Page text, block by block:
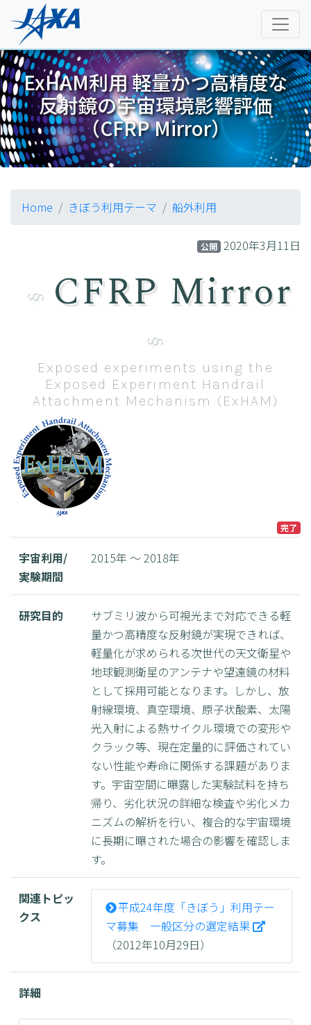
ExHAM利用 軽量かつ高精度な
反射鏡の宇宙環境影響評価
（CFRP Mirror）
Home きぼう利用テーマ 船外利用
公開 2020年3月11日
CFRP Mirror
Exposed experiments using the
Exposed Experiment Handrail
Attachment Mechanism (ExHAM)
完了
宇宙利用/
実験期間
2015年 ～ 2018年
研究目的
サブミリ波から可視光まで対応できる軽
量かつ高精度な反射鏡が実現できれば、
軽量化が求められる次世代の天文衛星や
地球観測衛星のアンテナや望遠鏡の材料
として採用可能となります。しかし、放
射線環境、真空環境、原子状酸素、太陽
光入射による熱サイクル環境での変形や
クラック等、現在定量的に評価されてい
ない性能や寿命に関係する課題がありま
す。宇宙空間に曝露した実験試料を持ち
帰り、劣化状況の詳細な検査や劣化メカ
ニズムの解析を行い、複合的な宇宙環境
に長期に曝された場合の影響を確認しま
す。
関連トピッ
クス
平成24年度「きぼう」利用テー
マ募集 一般区分の選定結果
（2012年10月29日）
詳細